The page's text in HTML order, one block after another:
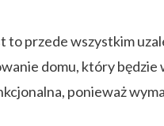
to przede wszystkim
domu, który będzie
ponieważ